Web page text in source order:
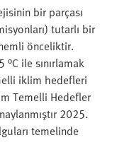
bir parçası
tutarlı bir
önceliktir.
ile sınırlamak
iklim hedefleri
Temelli Hedefler
2025.
temelinde